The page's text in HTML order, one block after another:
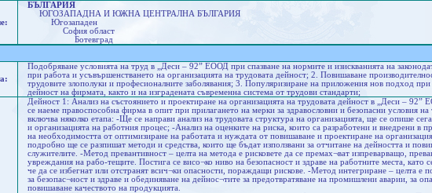
БЪЛГАРИЯ
ЮГОЗАПАДНА И ЮЖНА ЦЕНТРАЛНА БЪЛГАРИЯ
Югозападен
София област
Ботевград
Подобряване условията на труд в „Деси – 92” ЕООД при спазване на нормите и изискванията на
при работа и усъвършенстването на организацията на трудовата дейност; 2. Повишаване
трудовите злополуки и професионалните заболявания; 3. Популяризиране на приложения нов подход при
дейност на фирмата, както и на изградената съвременна система от трудови стандарти;
Дейност 1: Анализ на състоянието и проектиране на организацията на трудовата дейност в „Деси – 92”
се наеме правоспособна фирма в опит при прилагането на мерки за здравословни и безопасни условия
включва няколко етапа: -Ще се направи анализ на трудовата структура на организацията, ще се опише
и организацията на работния процес; -Анализ на оценките на риска, които са разработени и внедрени в
на необходимостта от оптимизиране на работата и нуждата от повишаване и проектиране на
подробно ще се разпишат методи и средства, които ще бъдат използвани за отчитане на дейността и
служителите. -Метод превантивност – целта на метода е рисковете да се премах¬ват изпреварващо,
увреждания на рабо-тещите. Постига се висо¬ко ниво на безопасност и здраве на работните места, като
че да се избегнат или отстранят всич¬ки опасности, пораждащи рискове. -Метод интегриране – целта е
за безопас¬ност и здраве и обединяване на дейнос¬тите за предотвратяване на промишлени аварии, за
повишаване качеството на продукцията.